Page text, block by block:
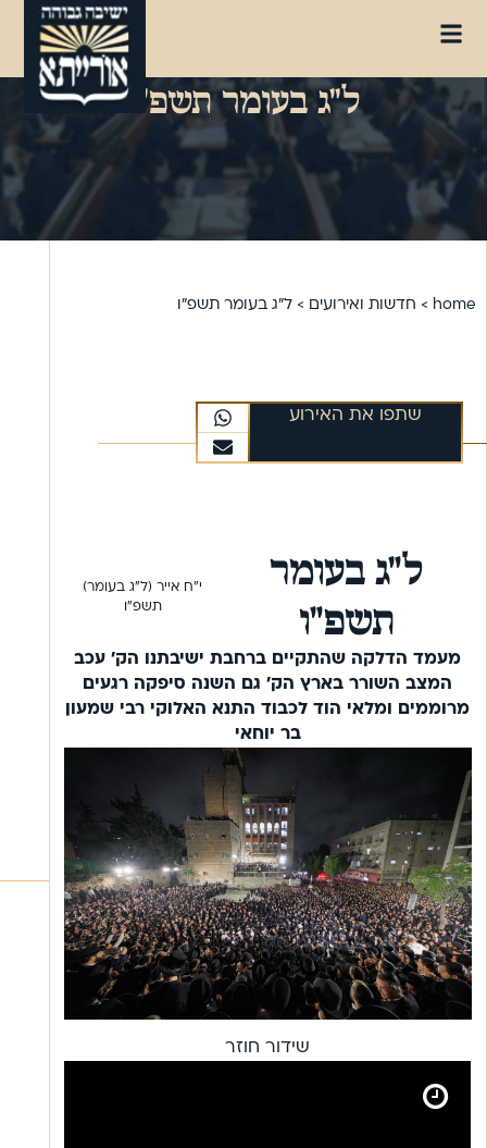
ל"ג בעומר תשפ"ו
home
> חדשות ואירועים > ל"ג בעומר תשפ"ו
שתפו את האירוע
ל"ג בעומר
תשפ"ו
י"ח אייר (ל"ג בעומר)
תשפ"ו
מעמד הדלקה שהתקיים ברחבת ישיבתנו הק' עכב
המצב השורר בארץ הק' גם השנה סיפקה רגעים
מרוממים ומלאי הוד לכבוד התנא האלוקי רבי שמעון
בר יוחאי
שידור חוזר